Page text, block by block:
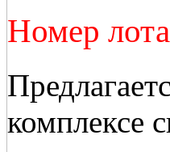
Номер
комплексе